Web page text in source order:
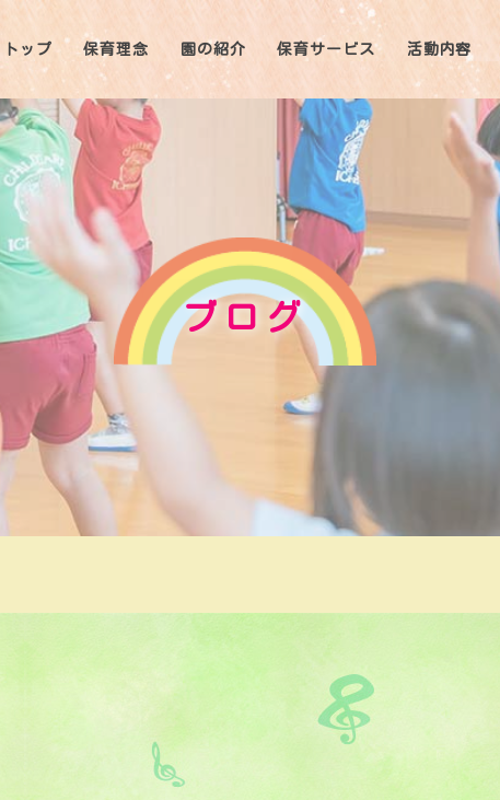
トップ 保育理念 園の紹介 保育サービス 活動内容
ブログ